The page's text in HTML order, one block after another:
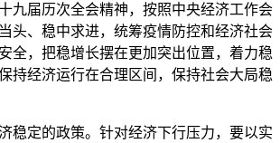
九届历次全会精神，按照中央经济工作会
头、稳中求进，统筹疫情防控和经济社会
全，把稳增长摆在更加突出位置，着力稳
持经济运行在合理区间，保持社会大局稳
稳定的政策。针对经济下行压力，要以实